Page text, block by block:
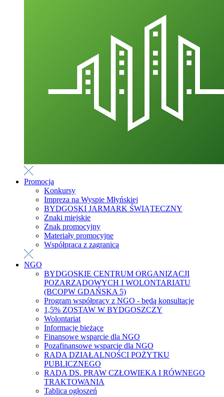
Promocja
Konkursy
Impreza na Wyspie Młyńskiej
BYDGOSKI JARMARK ŚWIĄTECZNY
Znaki miejskie
Znak promocyjny
Materiały promocyjne
Współpraca z zagranicą
NGO
BYDGOSKIE CENTRUM ORGANIZACJI
POZARZĄDOWYCH I WOLONTARIATU
(BCOPW GDAŃSKA 5)
Program współpracy z NGO - będą konsultacje
1,5% ZOSTAW W BYDGOSZCZY
Wolontariat
Informacje bieżące
Finansowe wsparcie dla NGO
Pozafinansowe wsparcie dla NGO
RADA DZIAŁALNOŚCI POŻYTKU
PUBLICZNEGO
RADA DS. PRAW CZŁOWIEKA I RÓWNEGO
TRAKTOWANIA
Tablica ogłoszeń